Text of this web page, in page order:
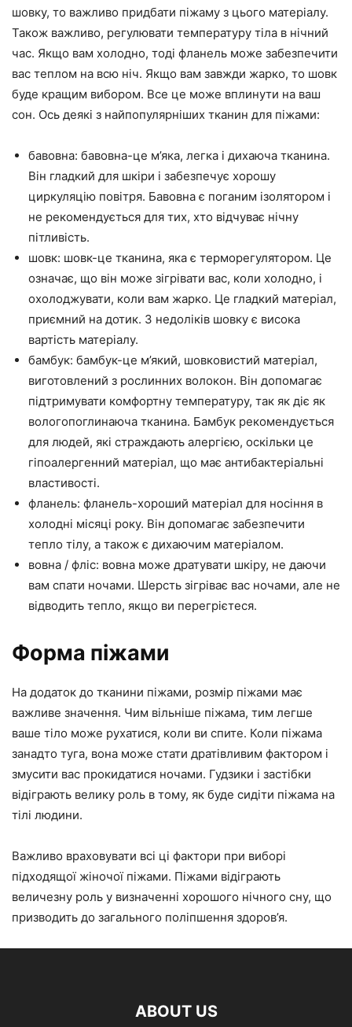
шовку, то важливо придбати піжаму з цього матеріалу.
Також важливо, регулювати температуру тіла в нічний
час. Якщо вам холодно, тоді фланель може забезпечити
вас теплом на всю ніч. Якщо вам завжди жарко, то шовк
буде кращим вибором. Все це може вплинути на ваш
сон. Ось деякі з найпопулярніших тканин для піжами:
бавовна: бавовна-це м’яка, легка і дихаюча тканина.
Він гладкий для шкіри і забезпечує хорошу
циркуляцію повітря. Бавовна є поганим ізолятором і
не рекомендується для тих, хто відчуває нічну
пітливість.
шовк: шовк-це тканина, яка є терморегулятором. Це
означає, що він може зігрівати вас, коли холодно, і
охолоджувати, коли вам жарко. Це гладкий матеріал,
приємний на дотик. З недоліків шовку є висока
вартість матеріалу.
бамбук: бамбук-це м’який, шовковистий матеріал,
виготовлений з рослинних волокон. Він допомагає
підтримувати комфортну температуру, так як діє як
вологопоглинаюча тканина. Бамбук рекомендується
для людей, які страждають алергією, оскільки це
гіпоалергенний матеріал, що має антибактеріальні
властивості.
фланель: фланель-хороший матеріал для носіння в
холодні місяці року. Він допомагає забезпечити
тепло тілу, а також є дихаючим матеріалом.
вовна / фліс: вовна може дратувати шкіру, не даючи
вам спати ночами. Шерсть зігріває вас ночами, але не
відводить тепло, якщо ви перегрієтеся.
Форма піжами
На додаток до тканини піжами, розмір піжами має
важливе значення. Чим вільніше піжама, тим легше
ваше тіло може рухатися, коли ви спите. Коли піжама
занадто туга, вона може стати дратівливим фактором і
змусити вас прокидатися ночами. Гудзики і застібки
відіграють велику роль в тому, як буде сидіти піжама на
тілі людини.
Важливо враховувати всі ці фактори при виборі
підходящої жіночої піжами. Піжами відіграють
величезну роль у визначенні хорошого нічного сну, що
призводить до загального поліпшення здоров’я.
ABOUT US